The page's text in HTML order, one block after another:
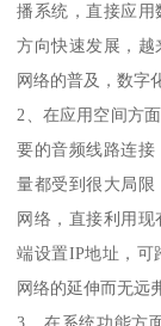
播系统，直接应用
方向快速发展，越
网络的普及，数字
2、在应用空间方
要的音频线路连接
量都受到很大局限
网络，直接利用
端设置IP地址，可
网络的延伸而无远